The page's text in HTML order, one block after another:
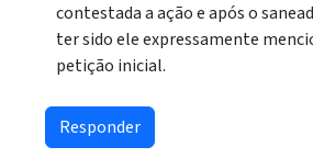
contestada a ação e após o
ter sido ele expressamente
petição inicial.